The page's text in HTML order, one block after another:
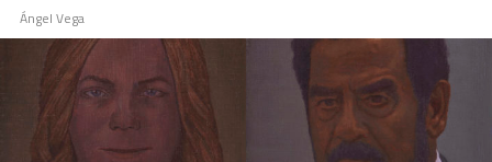
Ángel Vega